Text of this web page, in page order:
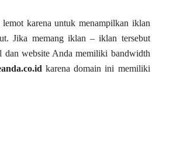
karena untuk menampilkan iklan
Jika memang iklan – iklan tersebut
dan website Anda memiliki bandwidth
karena domain ini memiliki